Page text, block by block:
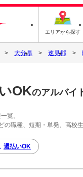
エリアから探す
大分県 速見郡
OKのアルバイ
覧。
の職種、短期・単発、高校
週払いOK